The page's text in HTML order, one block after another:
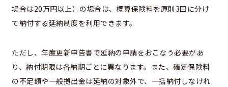
場合は20万円以上）の場合は、概算保険料を原則3回に分け
て納付する延納制度を利用できます。
ただし、年度更新申告書で延納の申請をおこなう必要があ
り、納付期限は各納期ごとに異なります。また、確定保険料
の不足額や一般拠出金は延納の対象外で、一括納付しなけれ